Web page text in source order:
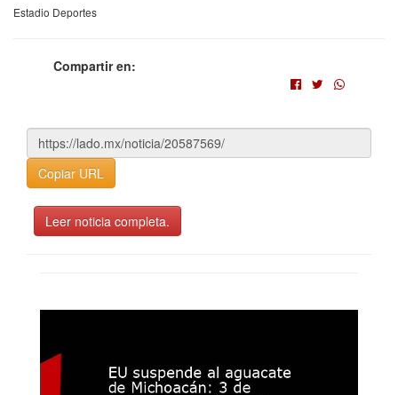
Estadio Deportes
Compartir en:
Copiar URL
Leer noticia completa.